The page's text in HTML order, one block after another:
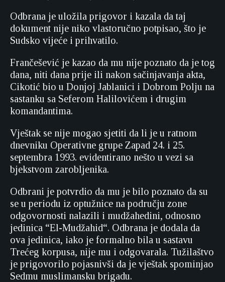
Odbrana je uložila prigovor i kazala da taj
dokument nije niko vlastoručno potpisao, što je
Sudsko vijeće i prihvatilo.
Frančešević je kazao da mu nije poznato da je tog
dana, niti dana prije ili nakon sačinjavanja akta,
Cikotić bio u Donjoj Jablanici i Dobrom Polju na
sastanku sa Seferom Halilovićem i drugim
komandantima.
Vještak se nije mogao sjetiti da li je u ratnom
dnevniku Operativne grupe Zapad 24. i 25.
septembra 1993. evidentirano nešto u vezi sa
bjekstvom zarobljenika.
Odbrani je potvrdio da mu je bilo poznato da su
se u periodu iz optužnice na području zone
odgovornosti nalazili i mudžahedini, odnosno
jedinica “El-Mudžahid“. Odbrana je dodala da
ova jedinica, iako je formalno bila u sastavu
Trećeg korpusa, nije mu i odgovarala. Tužilaštvo
je prigovorilo pojasnivši da je vještak spominjao
Sedmu muslimansku brigadu.